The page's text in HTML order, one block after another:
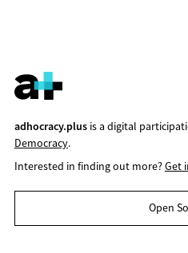
adhocracy.plusis a digital
Democracy.
Interested in finding out more?Get
Open